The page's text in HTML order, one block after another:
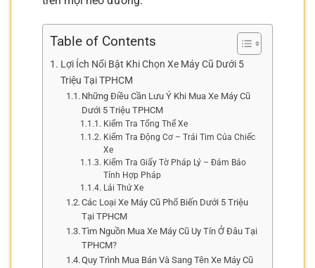
Table of Contents
Lợi Ích Nổi Bật Khi Chọn Xe Máy Cũ Dưới 5
Triệu Tại TPHCM
Những Điều Cần Lưu Ý Khi Mua Xe Máy Cũ
Dưới 5 Triệu TPHCM
Kiểm Tra Tổng Thể Xe
Kiểm Tra Động Cơ – Trái Tim Của Chiếc
Xe
Kiểm Tra Giấy Tờ Pháp Lý – Đảm Bảo
Tính Hợp Pháp
Lái Thử Xe
Các Loại Xe Máy Cũ Phổ Biến Dưới 5 Triệu
Tại TPHCM
Tìm Nguồn Mua Xe Máy Cũ Uy Tín Ở Đâu Tại
TPHCM?
Quy Trình Mua Bán Và Sang Tên Xe Máy Cũ